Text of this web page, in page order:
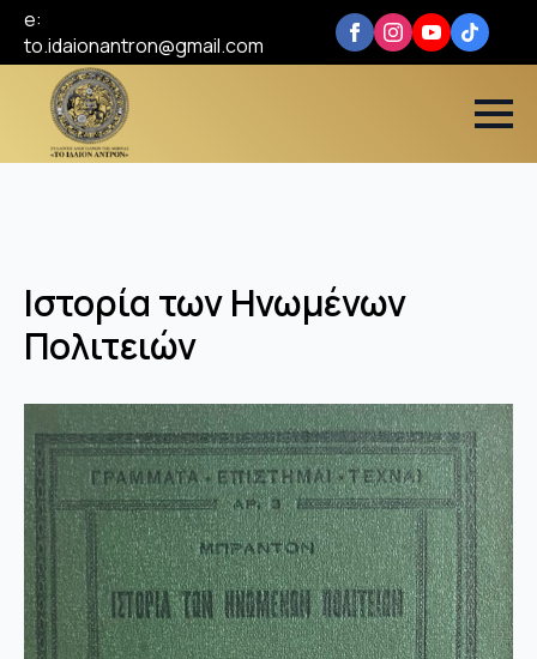
e:
to.idaionantron@gmail.com
Ιστορία των Ηνωμένων
Πολιτειών